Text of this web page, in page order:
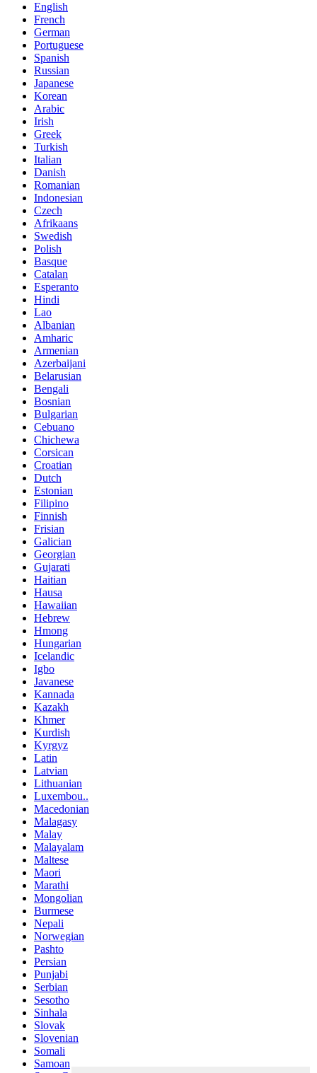
English
French
German
Portuguese
Spanish
Russian
Japanese
Korean
Arabic
Irish
Greek
Turkish
Italian
Danish
Romanian
Indonesian
Czech
Afrikaans
Swedish
Polish
Basque
Catalan
Esperanto
Hindi
Lao
Albanian
Amharic
Armenian
Azerbaijani
Belarusian
Bengali
Bosnian
Bulgarian
Cebuano
Chichewa
Corsican
Croatian
Dutch
Estonian
Filipino
Finnish
Frisian
Galician
Georgian
Gujarati
Haitian
Hausa
Hawaiian
Hebrew
Hmong
Hungarian
Icelandic
Igbo
Javanese
Kannada
Kazakh
Khmer
Kurdish
Kyrgyz
Latin
Latvian
Lithuanian
Luxembou..
Macedonian
Malagasy
Malay
Malayalam
Maltese
Maori
Marathi
Mongolian
Burmese
Nepali
Norwegian
Pashto
Persian
Punjabi
Serbian
Sesotho
Sinhala
Slovak
Slovenian
Somali
Samoan